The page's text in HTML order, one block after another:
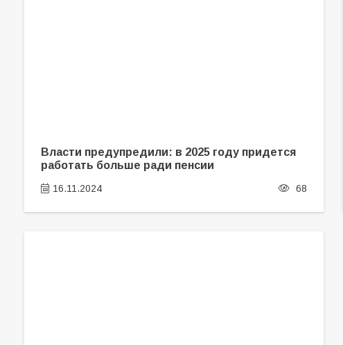
Власти предупредили: в 2025 году придется
работать больше ради пенсии
16.11.2024 68